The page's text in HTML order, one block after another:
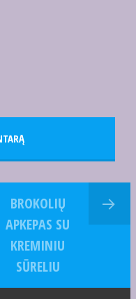
BROKOLIŲ
APKEPAS SU
KREMINIU
SŪRELIU